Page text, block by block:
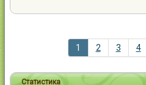
1 2 3 4
Статистика